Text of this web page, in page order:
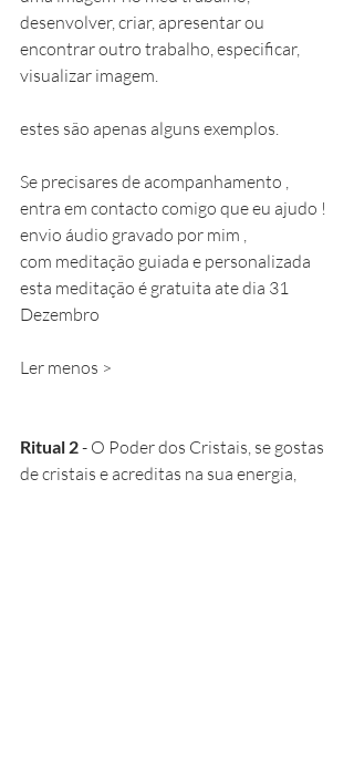
desenvolver, criar, apresentar ou
encontrar outro trabalho, especificar,
visualizar imagem.
estes são apenas alguns exemplos.
Se precisares de acompanhamento ,
entra em contacto comigo que eu ajudo !
envio áudio gravado por mim ,
com meditação guiada e personalizada
esta meditação é gratuita ate dia 31
Dezembro
Ler menos >
Ritual 2 - O Poder dos Cristais, se gostas
de cristais e acreditas na sua energia,